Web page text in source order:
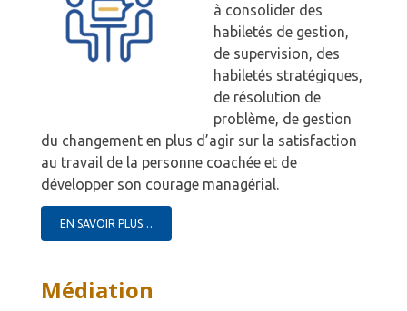
à consolider des
habiletés de gestion,
de supervision, des
habiletés stratégiques,
de résolution de
problème, de gestion
du changement en plus d’agir sur la satisfaction
au travail de la personne coachée et de
développer son courage managérial.
EN SAVOIR PLUS…
Médiation